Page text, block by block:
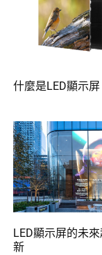
什麼是LED顯示屏
LED顯示屏的未
新